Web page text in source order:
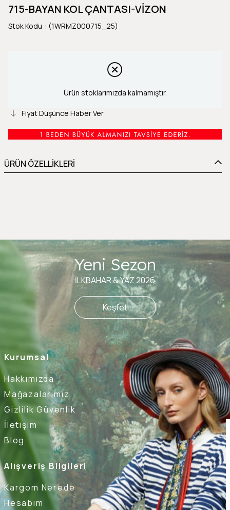
715-BAYAN KOL ÇANTASI-VİZON
Stok Kodu (1WRMZ000715_25)
Ürün stoklarımızda kalmamıştır.
Fiyat Düşünce Haber Ver
ÜRÜN ÖZELLİKLERİ
Kurumsal
Hakkımızda
Mağazalarımız
Gizlilik Güvenlik
İletişim
Blog
Alışveriş Bilgileri
Kargom Nerede
Hesabım
Yeni Sezon
İLKBAHAR & YAZ 2026
Keşfet